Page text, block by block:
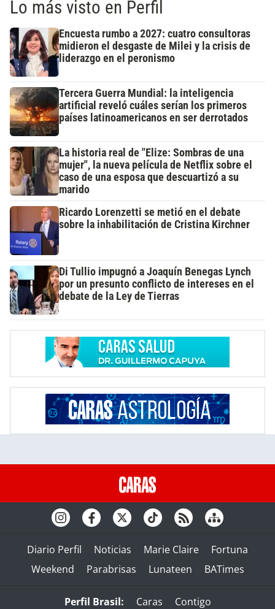
Lo más visto en Perfil
Encuesta rumbo a 2027: cuatro consultoras
midieron el desgaste de Milei y la crisis de
liderazgo en el peronismo
Tercera Guerra Mundial: la inteligencia
artificial reveló cuáles serían los primeros
países latinoamericanos en ser derrotados
La historia real de "Elize: Sombras de una
mujer", la nueva película de Netflix sobre el
caso de una esposa que descuartizó a su
marido
Ricardo Lorenzetti se metió en el debate
sobre la inhabilitación de Cristina Kirchner
Di Tullio impugnó a Joaquín Benegas Lynch
por un presunto conflicto de intereses en el
debate de la Ley de Tierras
Diario Perfil Noticias Marie Claire
Fortuna
Weekend
Parabrisas Lunateen BATimes
Perfil Brasil: Caras Contigo